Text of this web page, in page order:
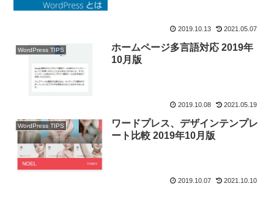
2019.10.13 2021.05.07
WordPress TIPS
ホームページ多言語対応 2019年
10月版
2019.10.08 2021.05.19
WordPress TIPS
ワードプレス、デザインテンプレ
ート比較 2019年10月版
2019.10.07 2021.10.10